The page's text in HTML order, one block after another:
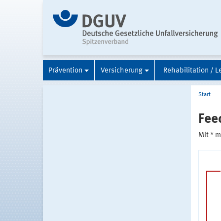
Prävention Versicherung Rehabilitation /
Start
Mit *